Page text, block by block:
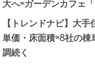
【トレンドナビ】大
単価・床面積=8社の
調続く